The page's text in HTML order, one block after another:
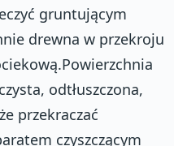
gruntującym
drewna w przekroju
odtłuszczona,
przekraczać
czyszczącym